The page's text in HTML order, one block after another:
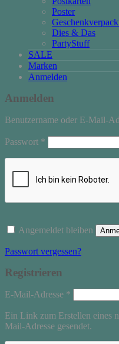
Poster
Dies & Das
PartyStuff
SALE
Marken
Anmelden
Anmelden
Benutzername oder E-Mail-
Passwort *
Angemeldet bleiben
Passwort vergessen?
Registrieren
E-Mail-Adresse *
Ein Link zum Erstellen eines
Mail-Adresse gesendet.